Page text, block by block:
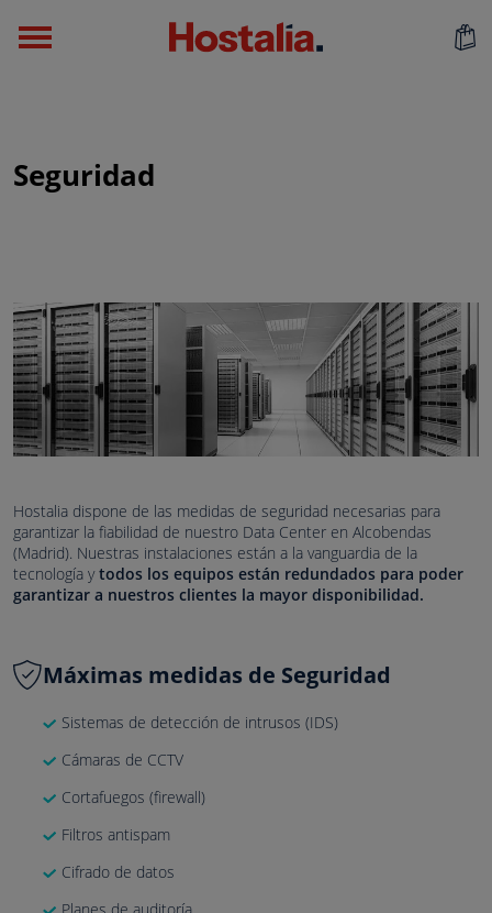
Seguridad
Hostalia dispone de las medidas de seguridad necesarias para
garantizar la fiabilidad de nuestro Data Center en Alcobendas
(Madrid). Nuestras instalaciones están a la vanguardia de la
tecnología ytodos los equipos están redundados para poder
garantizar a nuestros clientes la mayor disponibilidad.
Máximas medidas de Seguridad
Sistemas de detección de intrusos (IDS)
Cámaras de CCTV
Cortafuegos (firewall)
Filtros antispam
Cifrado de datos